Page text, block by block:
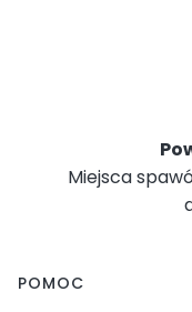
Miejsca
Linki w stopce
POMOC